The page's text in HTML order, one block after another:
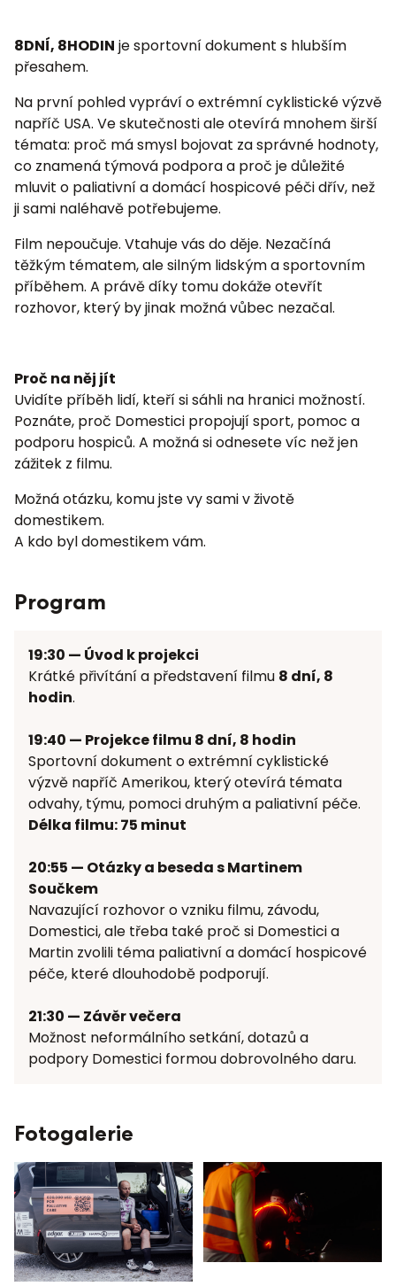
8DNÍ, 8HODIN je sportovní dokument s hlubším
přesahem.
Na první pohled vypráví o extrémní cyklistické výzvě
napříč USA. Ve skutečnosti ale otevírá mnohem širší
témata: proč má smysl bojovat za správné hodnoty,
co znamená týmová podpora a proč je důležité
mluvit o paliativní a domácí hospicové péči dřív, než
ji sami naléhavě potřebujeme.
Film nepoučuje. Vtahuje vás do děje. Nezačíná
těžkým tématem, ale silným lidským a sportovním
příběhem. A právě díky tomu dokáže otevřít
rozhovor, který by jinak možná vůbec nezačal.
Proč na něj jít
Uvidíte příběh lidí, kteří si sáhli na hranici možností.
Poznáte, proč Domestici propojují sport, pomoc a
podporu hospiců. A možná si odnesete víc než jen
zážitek z filmu.
Možná otázku, komu jste vy sami v životě
domestikem.
A kdo byl domestikem vám.
Program
19:30 — Úvod k projekci
Krátké přivítání a představení filmu 8 dní, 8
hodin.
19:40 — Projekce filmu 8 dní, 8 hodin
Sportovní dokument o extrémní cyklistické
výzvě napříč Amerikou, který otevírá témata
odvahy, týmu, pomoci druhým a paliativní péče.
Délka filmu: 75 minut
20:55 — Otázky a beseda s Martinem
Součkem
Navazující rozhovor o vzniku filmu, závodu,
Domestici, ale třeba také proč si Domestici a
Martin zvolili téma paliativní a domácí hospicové
péče, které dlouhodobě podporují.
21:30 — Závěr večera
Možnost neformálního setkání, dotazů a
podpory Domestici formou dobrovolného daru.
Fotogalerie